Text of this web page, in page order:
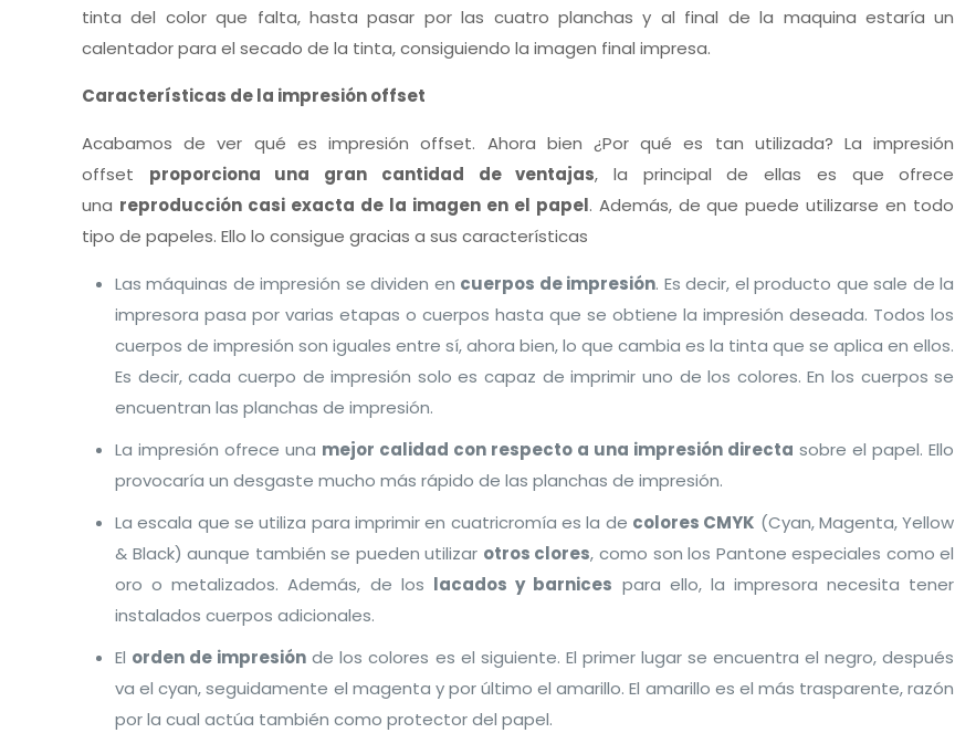
tinta del color que falta, hasta pasar por las cuatro planchas y al final de la maquina estaría un
calentador para el secado de la tinta, consiguiendo la imagen final impresa.
Características de la impresión offset
Acabamos de ver qué es impresión offset. Ahora bien ¿Por qué es tan utilizada? La impresión
offset proporciona una gran cantidad de ventajas, la principal de ellas es que ofrece
una reproducción casi exacta de la imagen en el papel. Además, de que puede utilizarse en todo
tipo de papeles. Ello lo consigue gracias a sus características
Las máquinas de impresión se dividen en cuerpos de impresión. Es decir, el producto que sale de la
impresora pasa por varias etapas o cuerpos hasta que se obtiene la impresión deseada. Todos los
cuerpos de impresión son iguales entre sí, ahora bien, lo que cambia es la tinta que se aplica en ellos.
Es decir, cada cuerpo de impresión solo es capaz de imprimir uno de los colores. En los cuerpos se
encuentran las planchas de impresión.
La impresión ofrece una mejor calidad con respecto a una impresión directa sobre el papel. Ello
provocaría un desgaste mucho más rápido de las planchas de impresión.
La escala que se utiliza para imprimir en cuatricromía es la de colores CMYK (Cyan, Magenta, Yellow
& Black) aunque también se pueden utilizar otros clores, como son los Pantone especiales como el
oro o metalizados. Además, de los lacados y barnices para ello, la impresora necesita tener
instalados cuerpos adicionales.
El orden de impresión de los colores es el siguiente. El primer lugar se encuentra el negro, después
va el cyan, seguidamente el magenta y por último el amarillo. El amarillo es el más trasparente, razón
por la cual actúa también como protector del papel.